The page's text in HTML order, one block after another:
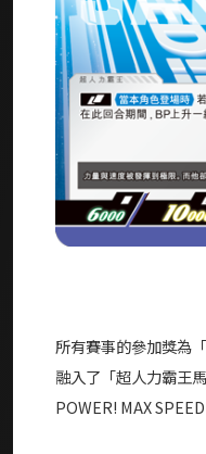
所有賽事的參加獎為
融入了「超人力霸王
POWER! MAX